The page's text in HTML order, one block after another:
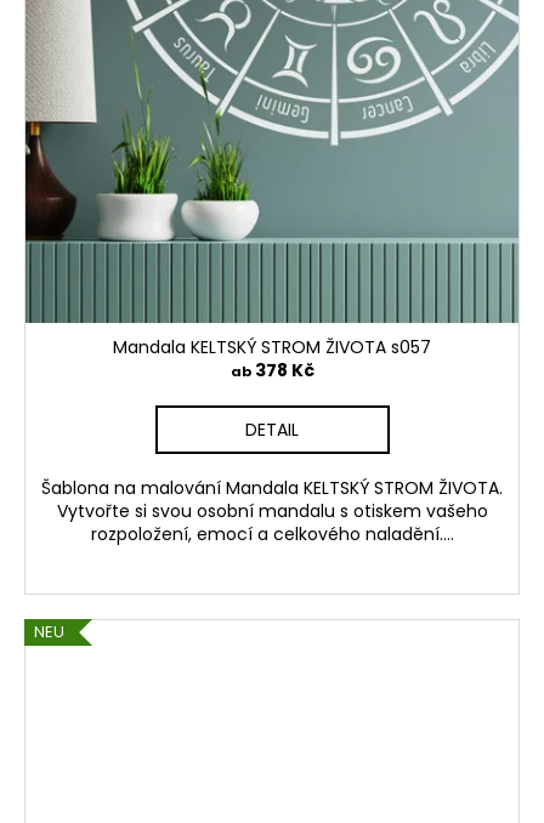
Mandala KELTSKÝ STROM ŽIVOTA s057
ab378 Kč
DETAIL
Šablona na malování Mandala KELTSKÝ STROM ŽIVOTA.
Vytvořte si svou osobní mandalu s otiskem vašeho
rozpoložení, emocí a celkového naladění....
NEU